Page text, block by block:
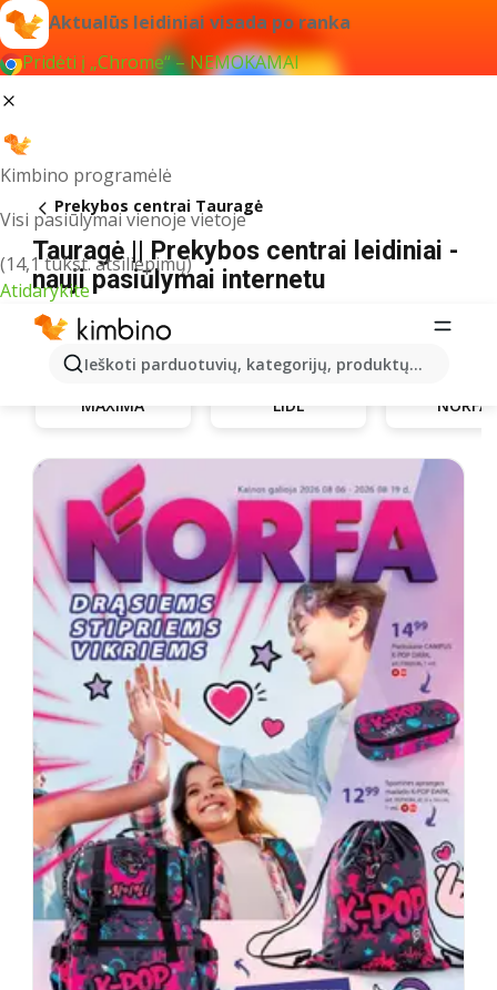
Aktualūs leidiniai visada po ranka
Pridėti į „Chrome“ – NEMOKAMAI
Kimbino programėlė
Visi pasiūlymai vienoje vietoje
(14,1 tūkst. atsiliepimų)
Atidarykite
Ieškoti parduotuvių, kategorijų, produktų...
Prekybos centrai Tauragė
Tauragė || Prekybos centrai leidiniai -
nauji pasiūlymai internetu
MAXIMA LIDL NORFA